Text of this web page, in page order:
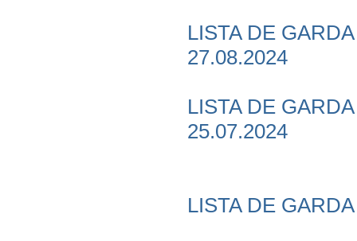
LISTA DE
27.08.2024
LISTA DE
25.07.2024
LISTA DE